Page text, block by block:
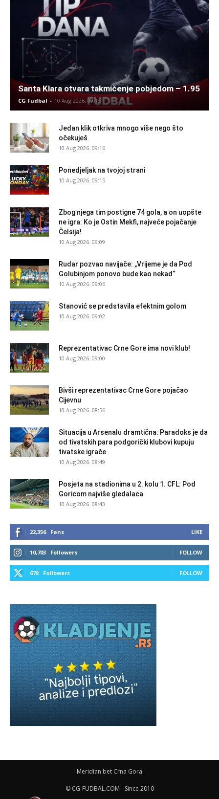
Santa Klara otvara takmičenje pobjedom – 1.95
CG Fudbal - 10 Aug 2026. 09:18
Jedan klik otkriva mnogo više nego što
očekuješ
10 Aug 2026. 09:16
Ponedjeljak na tvojoj strani
10 Aug 2026. 09:15
Zbog njega tim postigne 74 gola, a on uopšte
ne igra: Ko je Ostin Mekfi, najveće pojačanje
Čelsija!
10 Aug 2026. 09:09
Rudar pozvao navijače: „Vrijeme je da Pod
Golubinjom ponovo bude kao nekad“
10 Aug 2026. 09:06
Stanović se predstavila efektnim golom
10 Aug 2026. 09:02
Reprezentativac Crne Gore ima novi klub!
10 Aug 2026. 09:00
Bivši reprezentativac Crne Gore pojačao
Cijevnu
10 Aug 2026. 08:56
Situacija u Arsenalu dramtična: Paradoks je da
od tivatskih para podgorički klubovi kupuju
tivatske igrače
10 Aug 2026. 08:49
Posjeta na stadionima u 2. kolu 1. CFL: Pod
Goricom najviše gledalaca
10 Aug 2026. 08:43
22,356 Fans LIKE
10,703 Followers FOLLOW
678 Followers FOLLOW
Meridian bet Crna Gora
© CG-FUDBAL.COM - Since 2010